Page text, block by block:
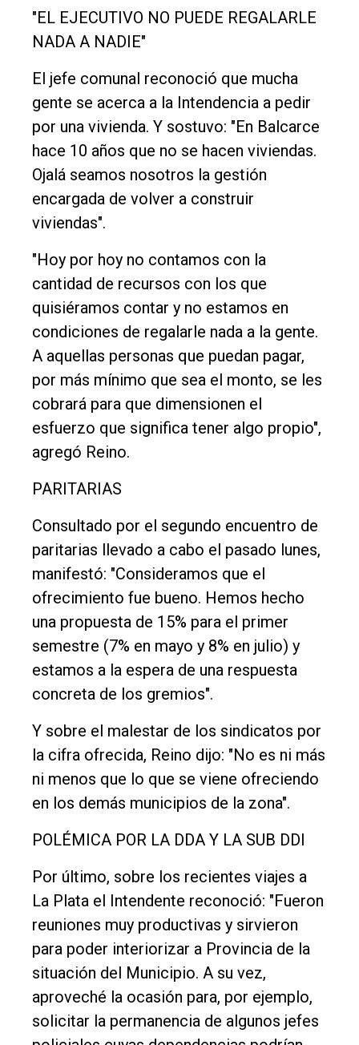
"EL EJECUTIVO NO PUEDE REGALARLE
NADA A NADIE"
El jefe comunal reconoció que mucha
gente se acerca a la Intendencia a pedir
por una vivienda. Y sostuvo: "En Balcarce
hace 10 años que no se hacen viviendas.
Ojalá seamos nosotros la gestión
encargada de volver a construir
viviendas".
"Hoy por hoy no contamos con la
cantidad de recursos con los que
quisiéramos contar y no estamos en
condiciones de regalarle nada a la gente.
A aquellas personas que puedan pagar,
por más mínimo que sea el monto, se les
cobrará para que dimensionen el
esfuerzo que significa tener algo propio",
agregó Reino.
PARITARIAS
Consultado por el segundo encuentro de
paritarias llevado a cabo el pasado lunes,
manifestó: "Consideramos que el
ofrecimiento fue bueno. Hemos hecho
una propuesta de 15% para el primer
semestre (7% en mayo y 8% en julio) y
estamos a la espera de una respuesta
concreta de los gremios".
Y sobre el malestar de los sindicatos por
la cifra ofrecida, Reino dijo: "No es ni más
ni menos que lo que se viene ofreciendo
en los demás municipios de la zona".
POLÉMICA POR LA DDA Y LA SUB DDI
Por último, sobre los recientes viajes a
La Plata el Intendente reconoció: "Fueron
reuniones muy productivas y sirvieron
para poder interiorizar a Provincia de la
situación del Municipio. A su vez,
aproveché la ocasión para, por ejemplo,
solicitar la permanencia de algunos jefes